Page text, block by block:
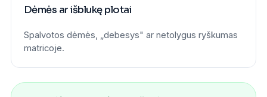
Dėmės ar išblukę plotai
Spalvotos dėmės, „debesys" ar netolygus ryškumas
matricoje.